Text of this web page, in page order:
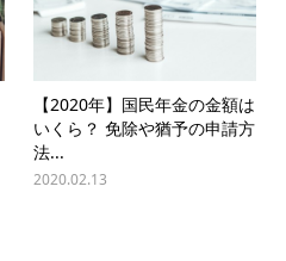
【2020年】国民年金の金額は
いくら？ 免除や猶予の申請方
法...
2020.02.13